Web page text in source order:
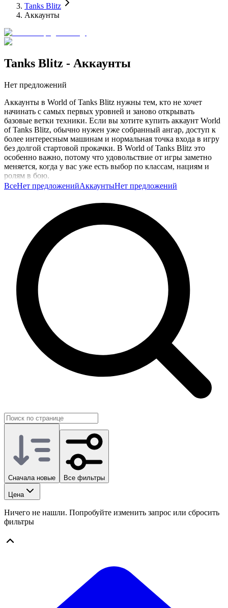
Tanks Blitz
Аккаунты
Tanks Blitz - Аккаунты
Нет предложений
Аккаунты в World of Tanks Blitz нужны тем, кто не хочет
начинать с самых первых уровней и заново открывать
базовые ветки техники. Если вы хотите купить аккаунт World
of Tanks Blitz, обычно нужен уже собранный ангар, доступ к
более интересным машинам и нормальная точка входа в игру
без долгой стартовой прокачки. В World of Tanks Blitz это
особенно важно, потому что удовольствие от игры заметно
меняется, когда у вас уже есть выбор по классам, нациям и
ролям в бою.
Готовый аккаунт помогает быстрее перейти к тому этапу, где
можно играть осознанно, а не просто фармить опыт на
начальной технике. Вы раньше получаете доступ к сильным
танкам, экипажу, модулям и более привычному темпу боёв.
Это полезно, если вы возвращаетесь после паузы, хотите сразу
играть на любимом типе техники или не хотите тратить много
времени на долгий путь через низкие уровни.
Такую категорию обычно выбирают, когда хочется быстрее
войти в нормальный ритм игры и сразу сосредоточиться на
боях, а не на долгом старте. На GG.Store аккаунты размещают
сами игроки, поэтому здесь проще подобрать вариант под
свой стиль и цели.
ВсеНет предложенийАккаунтыНет предложений
Сначала новые Все фильтры
Цена
Ничего не нашли. Попробуйте изменить запрос или сбросить
фильтры